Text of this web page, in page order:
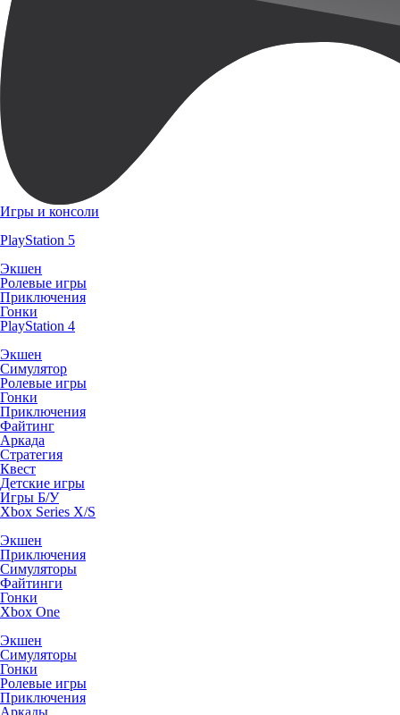
Игры и консоли
PlayStation 5
Экшен
Ролевые игры
Приключения
Гонки
PlayStation 4
Экшен
Симулятор
Ролевые игры
Гонки
Приключения
Файтинг
Аркада
Стратегия
Квест
Детские игры
Игры Б/У
Xbox Series X/S
Экшен
Приключения
Симуляторы
Файтинги
Гонки
Xbox One
Экшен
Симуляторы
Гонки
Ролевые игры
Приключения
Аркады